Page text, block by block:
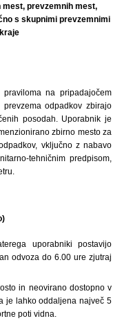
mest, prevzemnih mest,
s skupnimi prevzemnimi
na pripadajočem
odpadkov zbirajo
posodah. Uporabnik je
zbirno mesto za
vključno z nabavo
tehničnim predpisom,
uporabniki postavijo
odvoza do 6.00 ure zjutraj
in neovirano dostopno v
je lahko oddaljena največ 5
poti vidna.